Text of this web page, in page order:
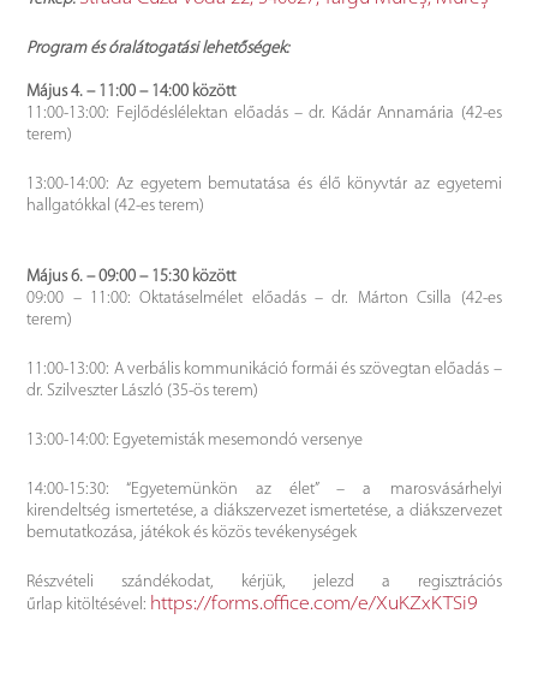
Program és óralátogatási lehetőségek:
Május 4. – 11:00 – 14:00 között
11:00-13:00: Fejlődéslélektan előadás – dr. Kádár Annamária (42-es
terem)
13:00-14:00: Az egyetem bemutatása és élő könyvtár az egyetemi
hallgatókkal (42-es terem)
Május 6. – 09:00 – 15:30 között
09:00 – 11:00: Oktatáselmélet előadás – dr. Márton Csilla (42-es
terem)
11:00-13:00: A verbális kommunikáció formái és szövegtan előadás –
dr. Szilveszter László (35-ös terem)
13:00-14:00: Egyetemisták mesemondó versenye
14:00-15:30: “Egyetemünkön az élet” – a marosvásárhelyi
kirendeltség ismertetése, a diákszervezet ismertetése, a diákszervezet
bemutatkozása, játékok és közös tevékenységek
Részvételi szándékodat, kérjük, jelezd a regisztrációs
űrlap kitöltésével: https://forms.office.com/e/XuKZxKTSi9